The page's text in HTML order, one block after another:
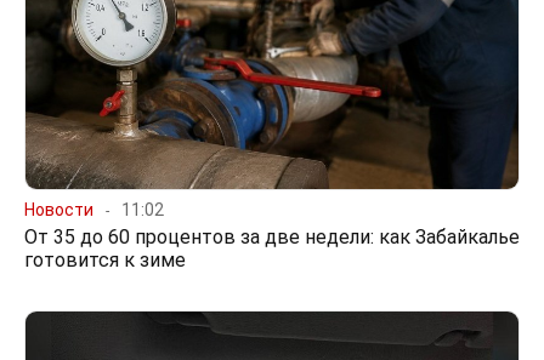
Новости 11:02
От 35 до 60 процентов за две недели: как Забайкалье
готовится к зиме